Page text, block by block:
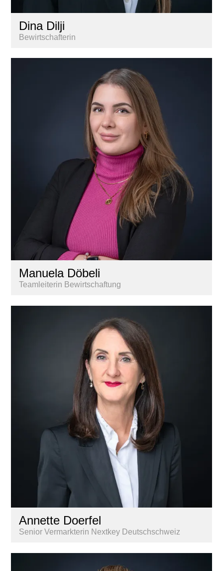
Dina Dilji
Bewirtschafterin
Manuela Döbeli
Teamleiterin Bewirtschaftung
Annette Doerfel
Senior Vermarkterin Nextkey Deutschschweiz